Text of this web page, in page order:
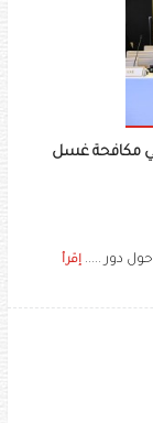
في مكافحة غسل
دور ..... إقرأ